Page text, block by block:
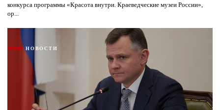
конкурса программы «Красота внутри. Краеведческие музеи России»,
ор...
НОВОСТИ